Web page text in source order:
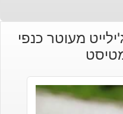
מעוטר כנפי